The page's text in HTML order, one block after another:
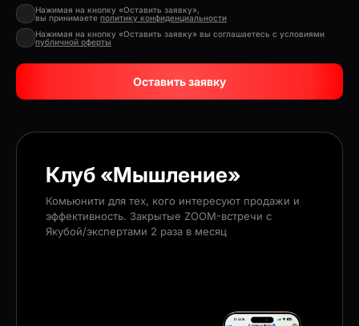
Нажимая на кнопку «Оставить заявку»,
вы принимаете политику конфиденциальности
Нажимая на кнопку «Оставить заявку» вы соглашаетесь с условиями
публичной оферты
Оставить заявку
Клуб «Мышление»
Комьюнити для тех, кого интересуют продажи и
эффективность. Закрытые ZOOM-встречи с
Якубой/экспертами 2 раза в месяц